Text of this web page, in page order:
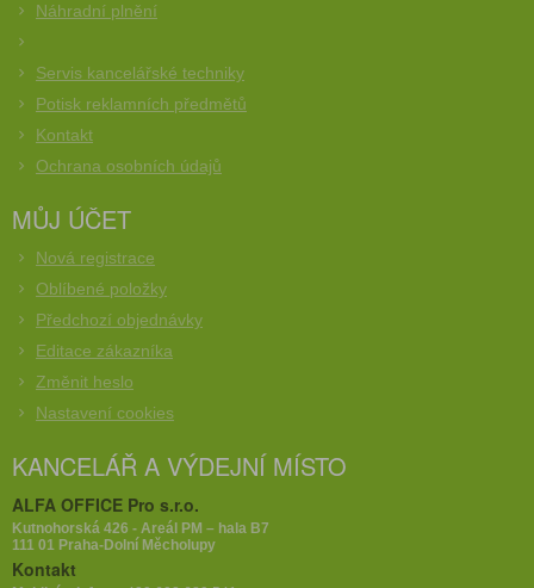
Náhradní plnění
Servis kancelářské techniky
Potisk reklamních předmětů
Kontakt
Ochrana osobních údajů
MŮJ ÚČET
Nová registrace
Oblíbené položky
Předchozí objednávky
Editace zákazníka
Změnit heslo
Nastavení cookies
KANCELÁŘ A VÝDEJNÍ MÍSTO
ALFA OFFICE Pro s.r.o.
Kutnohorská 426 - Areál PM – hala B7
111 01 Praha-Dolní Měcholupy
Kontakt